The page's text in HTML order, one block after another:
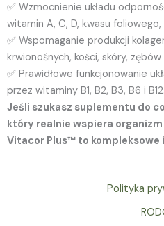
✅ Wzmocnienie układu
witamin A, C, D, kwasu
✅ Wspomaganie produkcji
krwionośnych, kości, skóry,
✅ Prawidłowe funkcjonowanie
przez witaminy B1, B2, B3, B6 i B12.
Jeśli szukasz suplementu do
który realnie wspiera
Vitacor Plus™ to kompleksowe
Polityka